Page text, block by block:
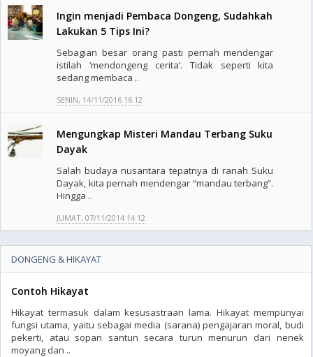
Ingin menjadi Pembaca Dongeng, Sudahkah
Lakukan 5 Tips Ini?
Sebagian besar orang pasti pernah mendengar
istilah ‘mendongeng cerita’. Tidak seperti kita
sedang membaca ..
SENIN, 14/11/2016 16:12
Mengungkap Misteri Mandau Terbang Suku
Dayak
Salah budaya nusantara tepatnya di ranah Suku
Dayak, kita pernah mendengar “mandau terbang”.
Hingga ..
JUMAT, 07/11/2014 14:12
DONGENG & HIKAYAT
Contoh Hikayat
Hikayat termasuk dalam kesusastraan lama. Hikayat mempunyai
fungsi utama, yaitu sebagai media (sarana) pengajaran moral, budi
pekerti, atau sopan santun secara turun menurun dari nenek
moyang dan ..